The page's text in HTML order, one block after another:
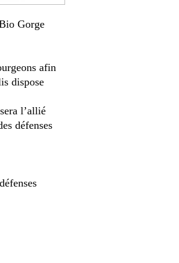
Gorge
afin
dispose
l’allié
défenses